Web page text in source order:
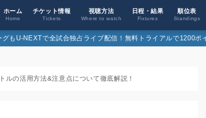
ホーム
Home
チケット情報
Tickets
視聴方法
Where to watch
日程・結果
Fixtures
順位表
Standings
グもU-NEXTで全試合独占ライブ配信！無料トライアルで1200
ルの活用方法&注意点について徹底解説！